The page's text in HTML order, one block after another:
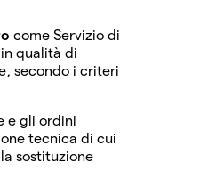
come Servizio di
qualità di
secondo i criteri
e gli ordini
tecnica di cui
sostituzione